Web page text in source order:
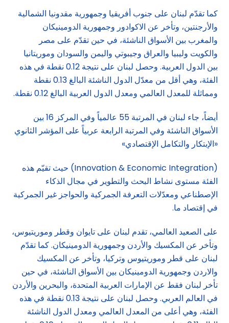
كما تقدّم لبنان على جنوب أفريقيا وجمهورية مقدونيا الشمالية
والأرجنتين، وتأخر عن الاكوادور وجمهورية الدومينيكان
والمغرب بين الأسواق الناشئة، في حين تقدّم على مصر
والكويت وليبيا والعراق وجيبوتي واليمن والسودان وموريتانيا
بين الدول العربية. وحصل لبنان على نتيجة 0.12 نقطة في هذه
الفئة، وهي أقل من معدّل الدول الناشئة البالغ 0.13 نقطة
ومماثلة للمعدل العالمي ومعدل الدول العربية البالغ 0.12 نقطة.
أيضاً، جاء لبنان في المرتبة 55 عالمياً وفي المركز 16 بين
الأسواق الناشئة وفي المرتبة الرابعة عربياً على المؤشر الثانوي
«الإبتكار والتكامل الإقتصادي»
(Innovation & Economic Integration) حيث تقيّم هذه
الفئة مستوى نشاط البحث والتطوير في مجال الذكاء
الإصطناعي ومعدّلات التعرفة الجمركية والحواجز غير الجمركية
في إقتصاد ما.
على الصعيد العالمي، تقدم لبنان على تايوان وقطر وموريتيوس،
وتأخر عن المكسيك والأردن وجمهورية الدومينيكان. كما تقدّم
لبنان على قطر وموريتيوس وتركيا، وتأخر عن المكسيك
والاردن وجمهورية الدومينيكان بين الأسواق الناشئة، في حين
تأخر لبنان فقط عن الإمارات العربية المتحدة، والبحرين والأردن
في العالم العربي. وحصل لبنان على نتيجة 0.13 نقطة في هذه
الفئة، وهي أعلى من المعدل العالمي ومعدل الدول الناشئة